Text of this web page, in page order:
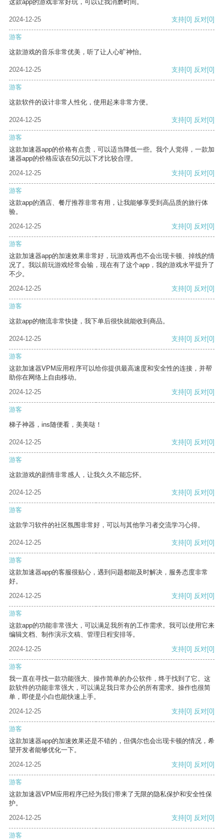
这款app的游戏非常好玩，可以让我消磨时间。
2024-12-25 支持[0] 反对[0]
游客
这款游戏的音乐非常优美，听了让人心旷神怡。
2024-12-25 支持[0] 反对[0]
游客
这款软件的设计非常人性化，使用起来非常方便。
2024-12-25 支持[0] 反对[0]
游客
这款加速器app的价格有点贵，可以适当降低一些。我个人觉得，一款加
速器app的价格应该在50元以下才比较合理。
2024-12-25
支持[0] 反对[0]
游客
这款app的酒店、餐厅推荐非常有用，让我能够享受到高品质的旅行体
验。
2024-12-25
支持[0] 反对[0]
游客
这款加速器app的加速效果非常好，玩游戏再也不会出现卡顿、掉线的情
况了。我以前玩游戏经常会输，现在有了这个app，我的游戏水平提升了
不少。
2024-12-25
支持[0] 反对[0]
游客
这款app的物流非常快捷，我下单后很快就能收到商品。
2024-12-25 支持[0] 反对[0]
游客
这款加速器VPM应用程序可以给你提供最高速度和安全性的连接，并帮
助你在网络上自由移动。
2024-12-25
支持[0] 反对[0]
游客
梯子神器，ins随便看，美美哒！
2024-12-25 支持[0] 反对[0]
游客
这款游戏的剧情非常感人，让我久久不能忘怀。
2024-12-25 支持[0] 反对[0]
游客
这款学习软件的社区氛围非常好，可以与其他学习者交流学习心得。
2024-12-25 支持[0] 反对[0]
游客
这款加速器app的客服很贴心，遇到问题都能及时解决，服务态度非常
好。
2024-12-25
支持[0] 反对[0]
游客
这款app的功能非常强大，可以满足我所有的工作需求。我可以使用它来
编辑文档、制作演示文稿、管理日程安排等。
2024-12-25
支持[0] 反对[0]
游客
我一直在寻找一款功能强大、操作简单的办公软件，终于找到了它。这
款软件的功能非常强大，可以满足我日常办公的所有需求。操作也很简
单，即使是小白也能快速上手。
2024-12-25
支持[0] 反对[0]
游客
这款加速器app的加速效果还是不错的，但偶尔也会出现卡顿的情况，希
望开发者能够优化一下。
2024-12-25
支持[0] 反对[0]
游客
这款加速器VPM应用程序已经为我们带来了无限的隐私保护和安全性保
护。
2024-12-25
支持[0] 反对[0]
游客